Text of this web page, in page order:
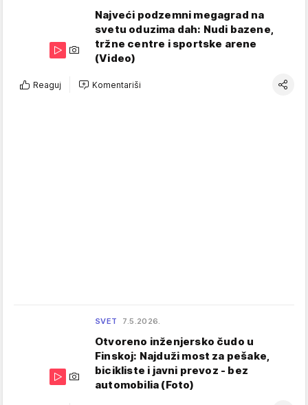
Najveći podzemni megagrad na
svetu oduzima dah: Nudi bazene,
tržne centre i sportske arene
(Video)
Reaguj Komentariši
SVET 7.5.2026.
Otvoreno inženjersko čudo u
Finskoj: Najduži most za pešake,
bicikliste i javni prevoz - bez
automobilia (Foto)